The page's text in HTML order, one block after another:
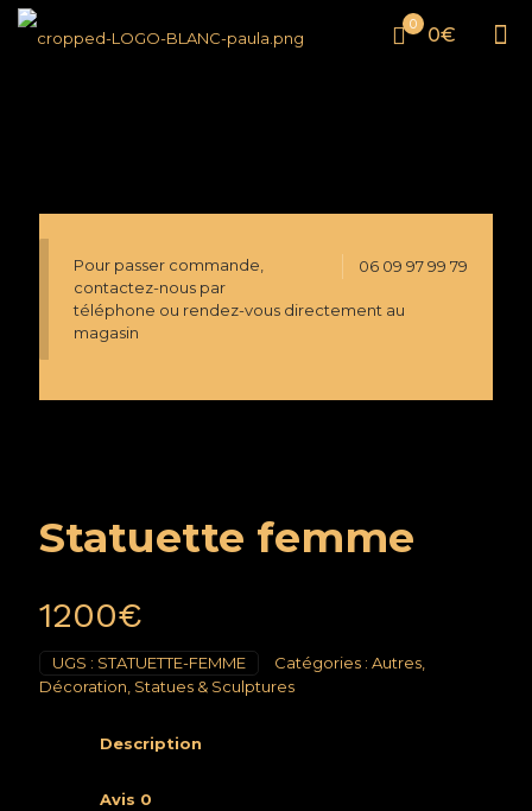
0 0€
06 09 97 99 79
Pour passer commande,
contactez-nous par
téléphone ou rendez-vous directement au
magasin
Statuette femme
1200€
UGS : STATUETTE-FEMME Catégories : Autres
Décoration Statues & Sculptures
Description
Avis 0